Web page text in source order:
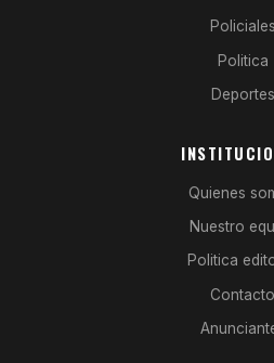
Policiales
Politica
Deportes
Quienes
Nuestro
Politica
Contacto